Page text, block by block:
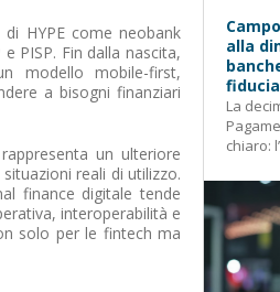
HYPE come neobank
PISP. Fin dalla nascita,
modello mobile-first,
a bisogni finanziari
un ulteriore
reali di utilizzo.
finance digitale tende
interoperabilità e
solo per le fintech ma
alla
La
chiaro: